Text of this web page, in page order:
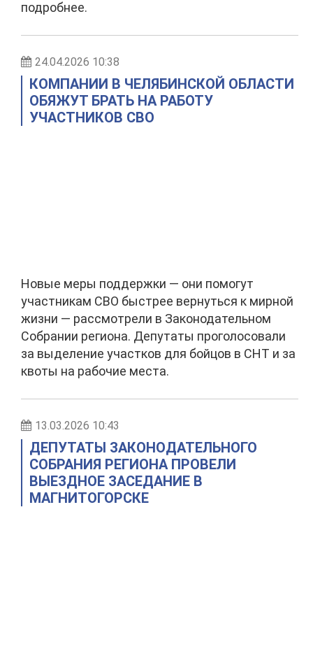
подробнее.
24.04.2026 10:38
КОМПАНИИ В ЧЕЛЯБИНСКОЙ ОБЛАСТИ
ОБЯЖУТ БРАТЬ НА РАБОТУ
УЧАСТНИКОВ СВО
Новые меры поддержки — они помогут
участникам СВО быстрее вернуться к мирной
жизни — рассмотрели в Законодательном
Собрании региона. Депутаты проголосовали
за выделение участков для бойцов в СНТ и за
квоты на рабочие места.
13.03.2026 10:43
ДЕПУТАТЫ ЗАКОНОДАТЕЛЬНОГО
СОБРАНИЯ РЕГИОНА ПРОВЕЛИ
ВЫЕЗДНОЕ ЗАСЕДАНИЕ В
МАГНИТОГОРСКЕ